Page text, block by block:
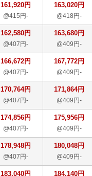
161,920円
@415円-
163,020円
@418円-
162,580円
@407円-
163,680円
@409円-
166,672円
@407円-
167,772円
@409円-
170,764円
@407円-
171,864円
@409円-
174,856円
@407円-
175,956円
@409円-
178,948円
@407円-
180,048円
@409円-
183,040円 184,140円